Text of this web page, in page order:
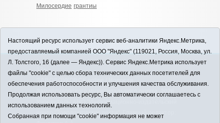
Милосердие грантиы
12+
ЗАВОДОУКОВСК online / Новости
Заводоуковского муниципального округа, 2026
Учредитель: АНО "Информационно-издательский
центр "Заводоуковские вести". Главный редактор:
Настоящий ресурс использует сервис веб-аналитики Яндекс.Метрика,
предоставляемый компанией ООО "Яндекс" (119021, Россия, Москва, ул.
Л. Толстого, 16 (далее — Яндекс)). Сервис Яндекс.Метрика использует
файлы "cookie" с целью сбора технических данных посетителей для
обеспечения работоспособности и улучшения качества обслуживания.
Продолжая использовать ресурс, Вы автоматически соглашаетесь с
использованием данных технологий.
Собранная при помощи "cookie" информация не может